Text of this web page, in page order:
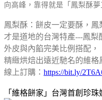
向高峰，靠得就是「鳳梨酥夢
鳳梨酥：餅皮一定要酥，鳳
才是道地的台灣特產---鳳梨
外皮與內餡完美比例搭配，
精緻烘焙出遠近馳名的維格
線上訂購： https://bit.ly/
「維格餅家」台灣首創珍